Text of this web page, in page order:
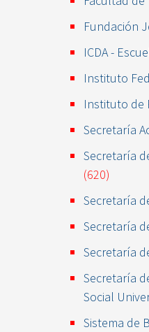
Fundación
ICDA -
Instituto
Instituto de
Secretaría
Secretaría
(620)
Secretaría
Secretaría
Secretaría
Secretaría
Social
Sistema de